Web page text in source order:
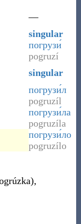
—
singular
погрузи́
pogruzí
singular
погрузи́л
pogruzíl
погрузи́ла
pogruzíla
погрузи́ло
pogruzílo
),